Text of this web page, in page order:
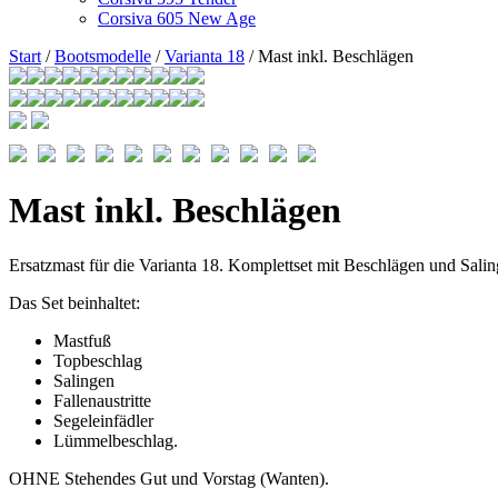
Corsiva 605 New Age
Start /Bootsmodelle /Varianta 18 / Mast inkl. Beschlägen
Mast inkl. Beschlägen
Ersatzmast für die Varianta 18. Komplettset mit Beschlägen und
Das Set beinhaltet:
Mastfuß
Topbeschlag
Salingen
Fallenaustritte
Segeleinfädler
Lümmelbeschlag.
OHNE Stehendes Gut und Vorstag (Wanten).